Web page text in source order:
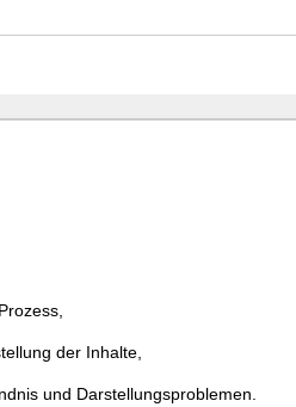
der Inhalte,
und Darstellungsproblemen.